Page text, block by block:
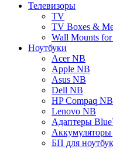
Телевизоры
TV
TV Boxes &
Wall Mounts
Ноутбуки
Acer NB
Apple NB
Asus NB
Dell NB
HP Compaq NB
Lenovo NB
Адаптеры
Аккумуляторы
БП для